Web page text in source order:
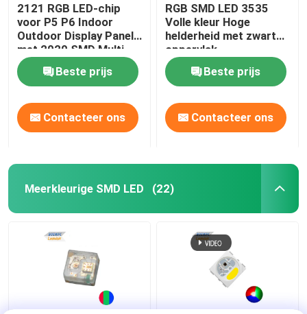
2121 RGB LED-chip
voor P5 P6 Indoor
Outdoor Display Panel
met 2020 SMD Multi
Color LED
Beste prijs
Contacteer ons
RGB SMD LED 3535
Volle kleur Hoge
helderheid met zwart
oppervlak
Beste prijs
Contacteer ons
Meerkleurige SMD LED (22)